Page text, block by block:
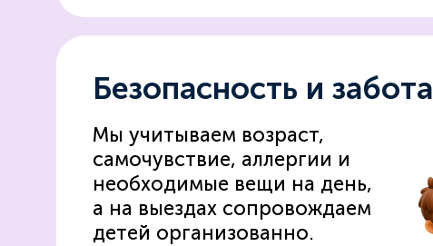
Безопасность и забота
Мы учитываем возраст,
самочувствие, аллергии и
необходимые вещи на день,
а на выездах сопровождаем
детей организованно.